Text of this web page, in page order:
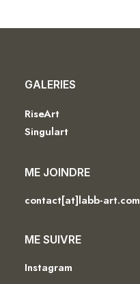
GALERIES
RiseArt
Singulart
ME JOINDRE
contact[at]labb-art.com
ME SUIVRE
Instagram